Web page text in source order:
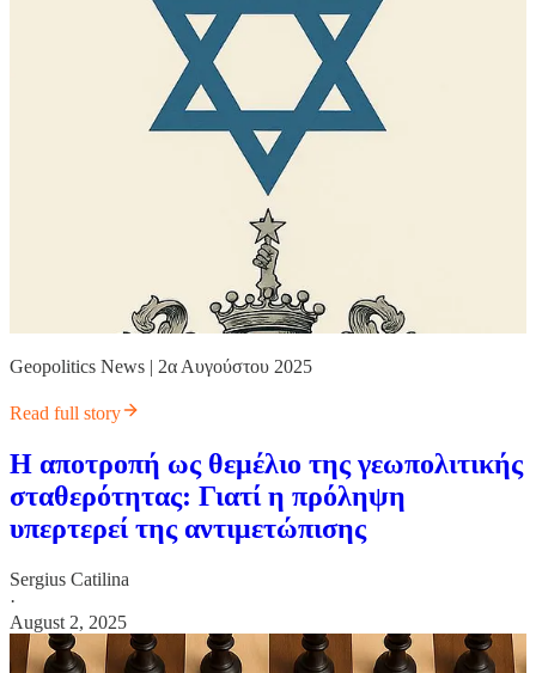
Geopolitics News | 2α Αυγούστου 2025
Read full story
Η αποτροπή ως θεμέλιο της γεωπολιτικής
σταθερότητας: Γιατί η πρόληψη
υπερτερεί της αντιμετώπισης
Sergius Catilina
·
August 2, 2025